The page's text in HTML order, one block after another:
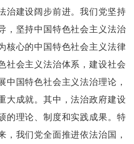
治建设阔步前进。我们党坚持
，坚持中国特色社会主义法治
核心的中国特色社会主义法律
社会主义法治体系，建设社会
中国特色社会主义法治理论，
大成就。其中，法治政府建设
的理论、制度和实践成果。特
，我们党全面推进依法治国，